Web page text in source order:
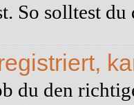
So solltest
du den